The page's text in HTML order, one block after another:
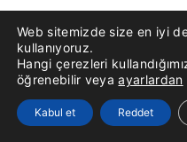
Web sitemizde size en iyi
kullanıyoruz.
Hangi çerezleri
öğrenebilir veyaayarlardan
Kabul et Reddet